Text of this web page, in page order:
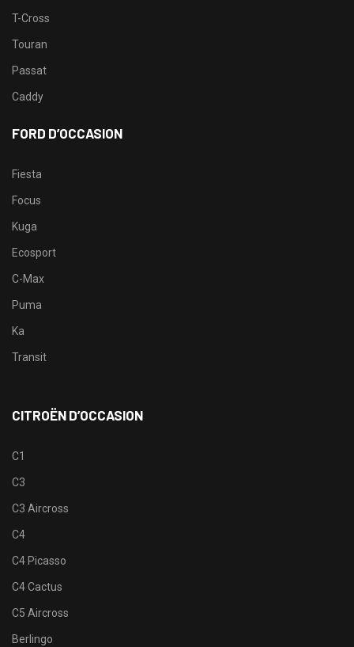
T-Cross
Touran
Passat
Caddy
FORD D’OCCASION
Fiesta
Focus
Kuga
Ecosport
C-Max
Puma
Ka
Transit
CITROËN D’OCCASION
C1
C3
C3 Aircross
C4
C4 Picasso
C4 Cactus
C5 Aircross
Berlingo